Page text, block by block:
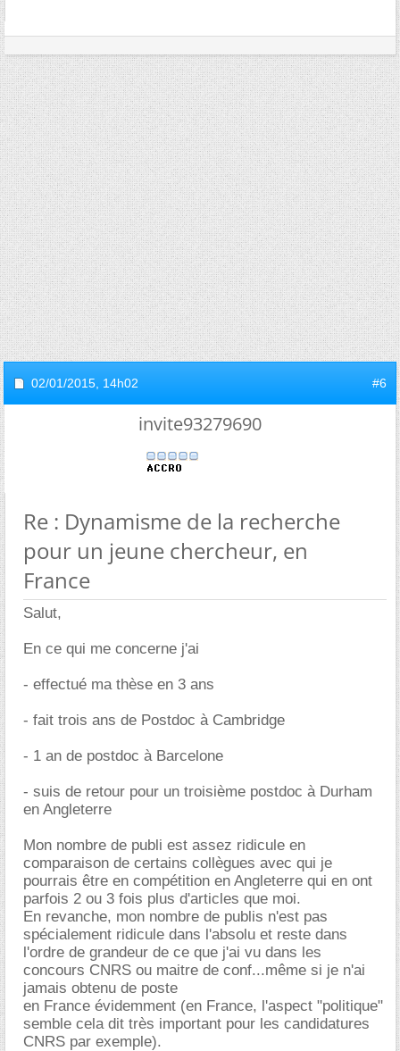
02/01/2015, 14h02 #6
invite93279690
Re : Dynamisme de la recherche
pour un jeune chercheur, en
France
Salut,
En ce qui me concerne j'ai
- effectué ma thèse en 3 ans
- fait trois ans de Postdoc à Cambridge
- 1 an de postdoc à Barcelone
- suis de retour pour un troisième postdoc à Durham
en Angleterre
Mon nombre de publi est assez ridicule en
comparaison de certains collègues avec qui je
pourrais être en compétition en Angleterre qui en ont
parfois 2 ou 3 fois plus d'articles que moi.
En revanche, mon nombre de publis n'est pas
spécialement ridicule dans l'absolu et reste dans
l'ordre de grandeur de ce que j'ai vu dans les
concours CNRS ou maitre de conf...même si je n'ai
jamais obtenu de poste
en France évidemment (en France, l'aspect "politique"
semble cela dit très important pour les candidatures
CNRS par exemple).